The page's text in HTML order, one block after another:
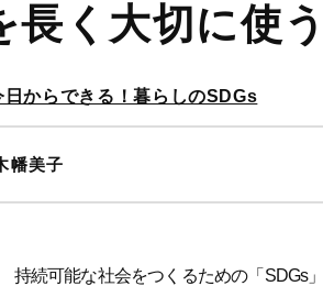
長く大切に使
日からできる！暮らしのSDGs
幡美子
持続可能な社会をつくるための「SDGs